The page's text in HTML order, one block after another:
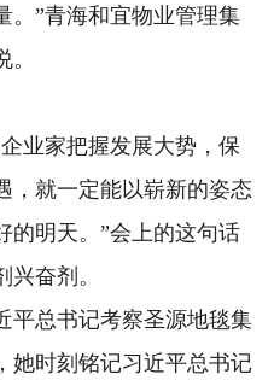
。”青海和宜物业管理集
家把握发展大势，保
，就一定能以崭新的姿态
的明天。”会上的这句话
奋剂。
总书记考察圣源地毯集
她时刻铭记习近平总书记